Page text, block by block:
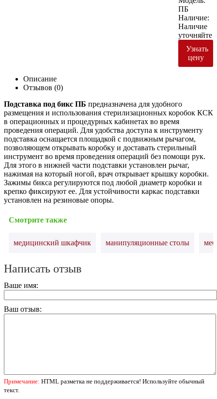
ПБ
Наличие:
Hаличие
уточняйте
Узнать
цену
Описание
Отзывов (0)
Подставка под бикс ПБ предназначена для удобного
размещения и использования стерилизационных коробок КСК
в операционных и процедурных кабинетах во время
проведения операций. Для удобства доступа к инструменту
подставка оснащается площадкой с подвижным рычагом,
позволяющем открывать коробку и доставать стерильный
инструмент во время проведения операций без помощи рук.
Для этого в нижней части подставки установлен рычаг,
нажимая на который ногой, врач открывает крышку коробки.
Зажимы бикса регулируются под любой диаметр коробки и
крепко фиксируют ее. Для устойчивости каркас подставки
установлен на резиновые опоры.
Смотрите также
медицинский шкафчик манипуляционные столы
Написать отзыв
Ваше имя:
Ваш отзыв:
Примечание: HTML разметка не поддерживается! Используйте обычный
текст.